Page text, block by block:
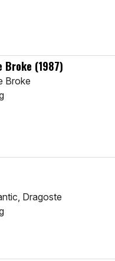
Broke (1987)
Broke
Dragoste